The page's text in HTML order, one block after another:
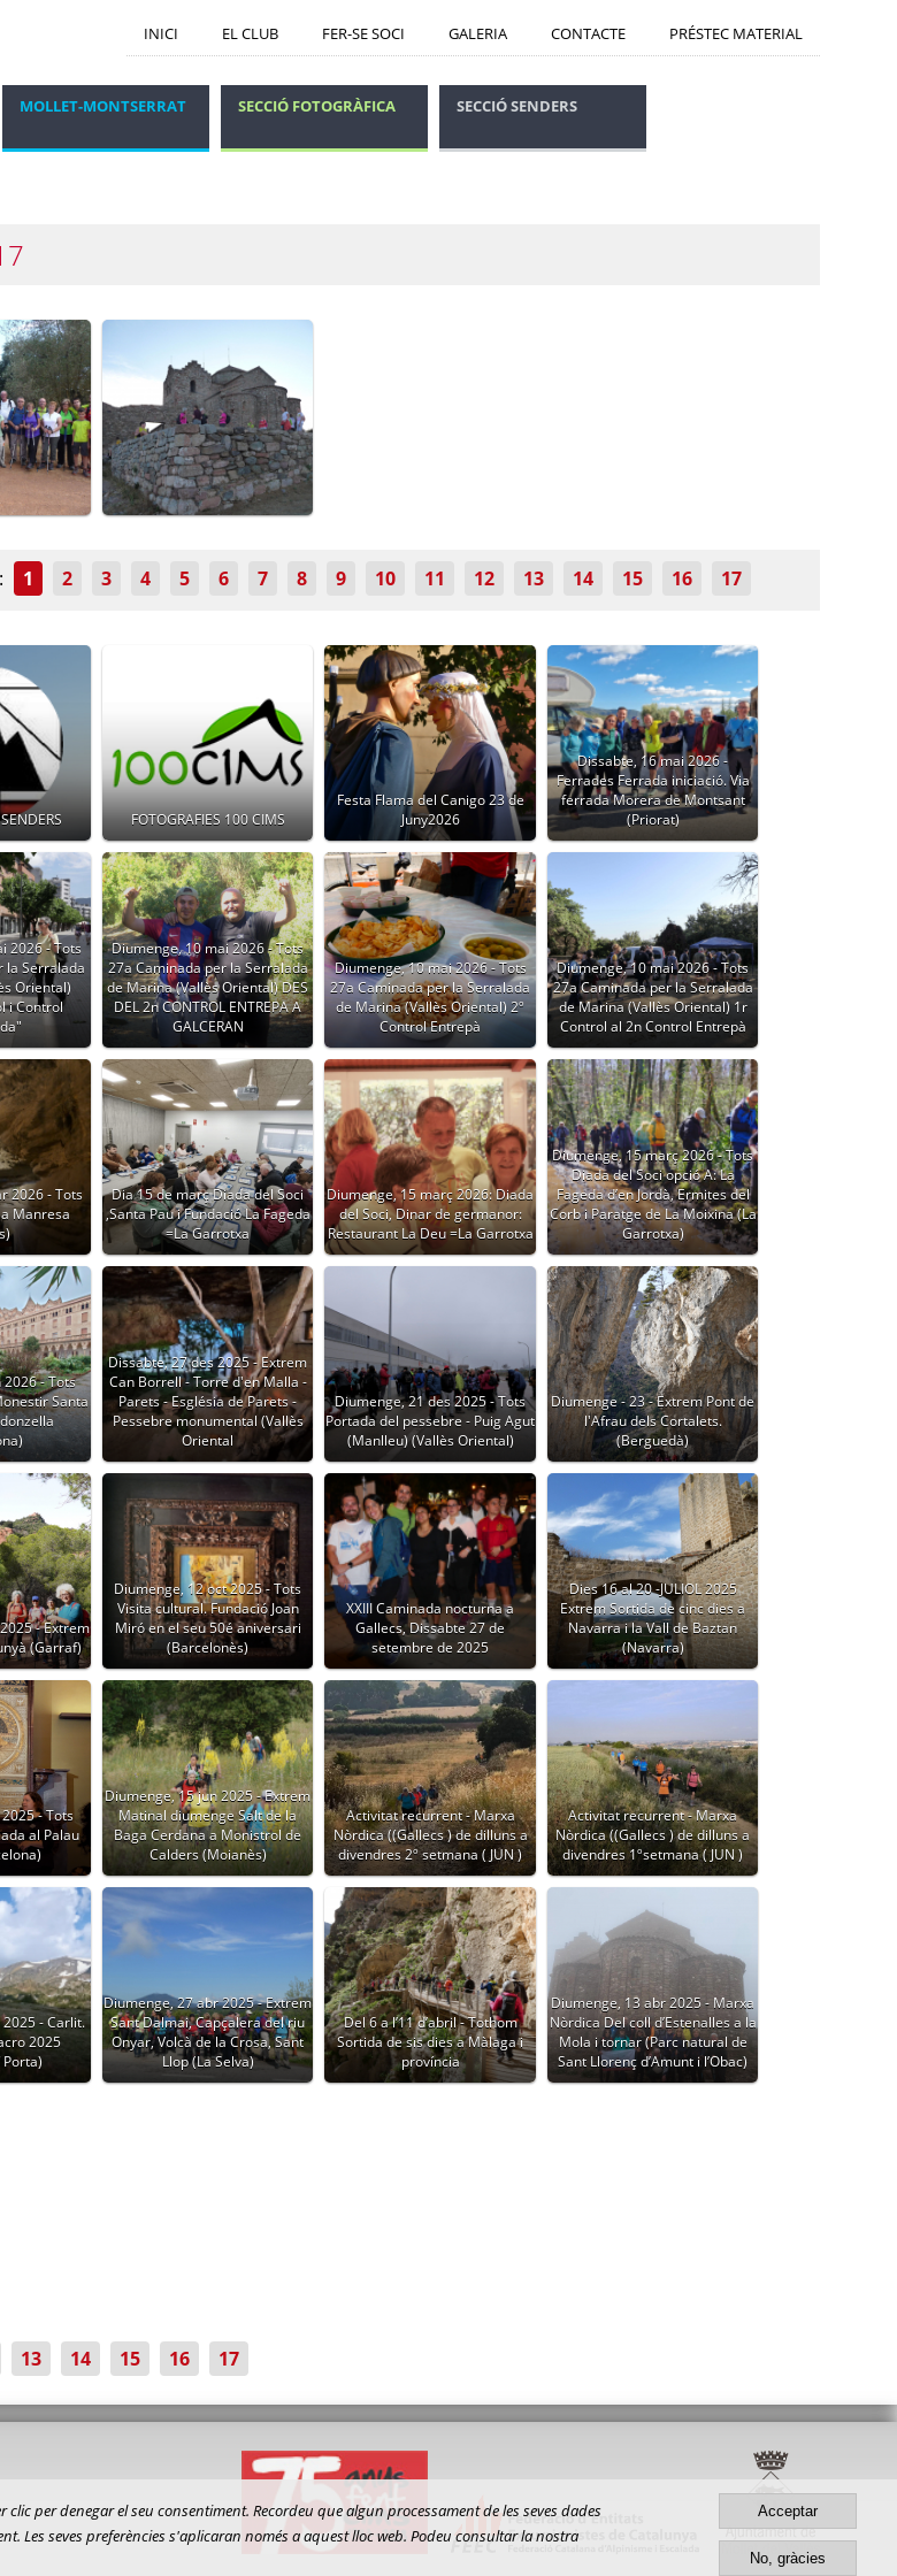
INICI EL CLUB FER-SE SOCI GALERIA CONTACTE PRÉSTEC MATERIAL
MOLLET-MONTSERRAT SECCIÓ FOTOGRÀFICA SECCIÓ SENDERS
1 2 3 4 5 6 7 8 9 10 11 12 13 14 15 16 17
FOTOGRAFIES 100 CIMS
Festa Flama del Canigo 23 de
Juny2026
Dissabte, 16 mai 2026 -
Ferrades Ferrada iniciació. Via
ferrada Morera de Montsant
(Priorat)
2026 - Tots
la Serralada
Oriental)
i Control
Diumenge, 10 mai 2026 - Tots
27a Caminada per la Serralada
de Marina (Vallès Oriental) DES
DEL 2n CONTROL ENTREPA A
GALCERAN
Diumenge, 10 mai 2026 - Tots
27a Caminada per la Serralada
de Marina (Vallès Oriental) 2º
Control Entrepà
Diumenge, 10 mai 2026 - Tots
27a Caminada per la Serralada
de Marina (Vallès Oriental) 1r
Control al 2n Control Entrepà
2026 - Tots
Manresa
Dia 15 de març Diada del Soci
,Santa Pau i Fundació La Fageda
=La Garrotxa
Diumenge, 15 març 2026: Diada
del Soci, Dinar de germanor:
Restaurant La Deu =La Garrotxa
Diumenge, 15 març 2026 - Tots
Diada del Soci opció A: La
Fageda d’en Jordà, Ermites del
Corb i Paratge de La Moixina (La
Garrotxa)
- Tots
Santa
Dissabte, 27 des 2025 - Extrem
Can Borrell - Torre d'en Malla -
Parets - Església de Parets -
Pessebre monumental (Vallès
Oriental
Diumenge, 21 des 2025 - Tots
Portada del pessebre - Puig Agut
(Manlleu) (Vallès Oriental)
Diumenge - 23 - Extrem Pont de
l'Afrau dels Cortalets.
(Berguedà)
- Extrem
(Garraf)
Diumenge, 12 oct 2025 - Tots
Visita cultural. Fundació Joan
Miró en el seu 50é aniversari
(Barcelonès)
XXIII Caminada nocturna a
Gallecs, Dissabte 27 de
setembre de 2025
Dies 16 al 20 -JULIOL 2025
Extrem Sortida de cinc dies a
Navarra i la Vall de Baztan
(Navarra)
- Tots
al Palau
Diumenge, 15 jun 2025 - Extrem
Matinal diumenge Salt de la
Baga Cerdana a Monistrol de
Calders (Moianès)
Activitat recurrent - Marxa
Nòrdica ((Gallecs ) de dilluns a
divendres 2º setmana ( JUN )
Activitat recurrent - Marxa
Nòrdica ((Gallecs ) de dilluns a
divendres 1ºsetmana ( JUN )
- Carlit.
2025
Diumenge, 27 abr 2025 - Extrem
Sant Dalmai, Capçalera del riu
Onyar, Volcà de la Crosa, Sant
Llop (La Selva)
Del 6 a l’11 d’abril - Tothom
Sortida de sis dies a Màlaga i
província
Diumenge, 13 abr 2025 - Marxa
Nòrdica Del coll d’Estenalles a la
Mola i tornar (Parc natural de
Sant Llorenç d’Amunt i l’Obac)
13 14 15 16 17
per denegar el seu consentiment. Recordeu que algun processament de les seves dades
Les seves preferències s'aplicaran només a aquest lloc web. Podeu consultar la nostra
Acceptar
No, gràcies